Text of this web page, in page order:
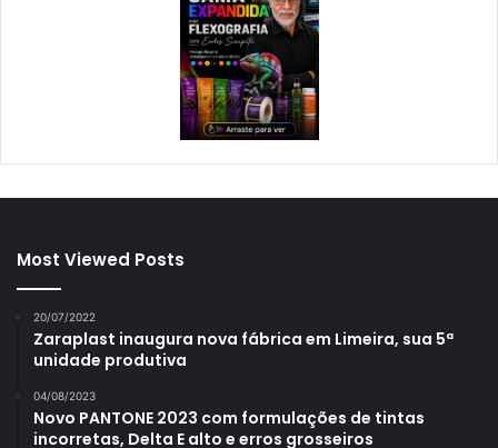
Most Viewed Posts
20/07/2022
Zaraplast inaugura nova fábrica em Limeira, sua 5ª
unidade produtiva
04/08/2023
Novo PANTONE 2023 com formulações de tintas
incorretas, Delta E alto e erros grosseiros